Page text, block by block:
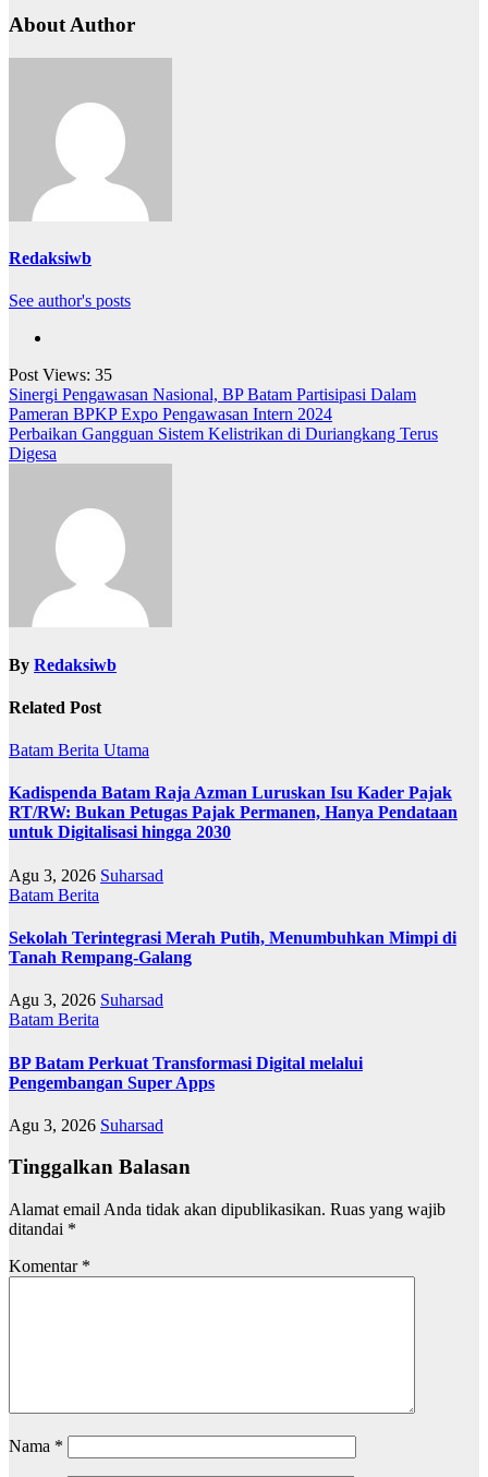
About Author
Redaksiwb
See author's posts
Post Views: 35
Navigasi
pos
Sinergi Pengawasan Nasional, BP Batam Partisipasi Dalam
Pameran BPKP Expo Pengawasan Intern 2024
Perbaikan Gangguan Sistem Kelistrikan di Duriangkang Terus
Digesa
By Redaksiwb
Related Post
Batam Berita Utama
Kadispenda Batam Raja Azman Luruskan Isu Kader Pajak
RT/RW: Bukan Petugas Pajak Permanen, Hanya Pendataan
untuk Digitalisasi hingga 2030
Agu 3, 2026 Suharsad
Batam Berita
Sekolah Terintegrasi Merah Putih, Menumbuhkan Mimpi di
Tanah Rempang-Galang
Agu 3, 2026 Suharsad
Batam Berita
BP Batam Perkuat Transformasi Digital melalui
Pengembangan Super Apps
Agu 3, 2026 Suharsad
Tinggalkan Balasan
Alamat email Anda tidak akan dipublikasikan. Ruas yang wajib
ditandai *
Komentar *
Nama *